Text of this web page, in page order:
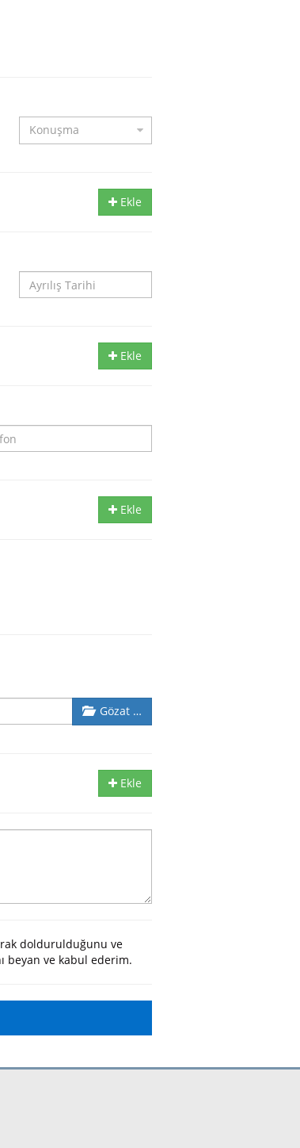
Ekle
Ekle
Ekle
Gözat …
Ekle
doldurulduğunu ve
beyan ve kabul ederim.